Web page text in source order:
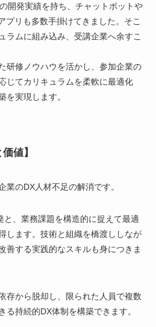
開発実績を持ち、チャットボットや
プリも多数手掛けてきました。そこ
ラムに組み込み、受講企業へ余すこ
研修ノウハウを活かし、参加企業の
じてカリキュラムを柔軟に最適化
を実現します。
値】
業のDX人材不足の解消です。
、業務課題を構造的に捉えて最適
します。技術と組織を橋渡ししなが
善する実践的なスキルも身につきま
存から脱却し、限られた人員で複数
る持続的DX体制を構築できます。